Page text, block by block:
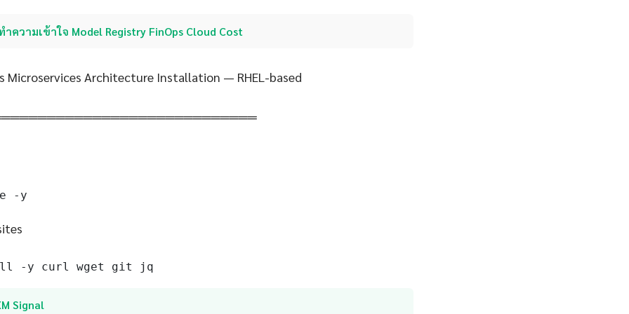
ำความเข้าใจ Model Registry FinOps Cloud Cost
Microservices Architecture Installation — RHEL-based
-y
-y curl wget git jq
Signal